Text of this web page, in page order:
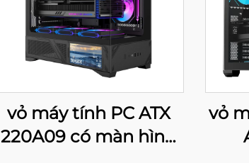
vỏ máy tính PC ATX
220A09 có màn hình
vỏ